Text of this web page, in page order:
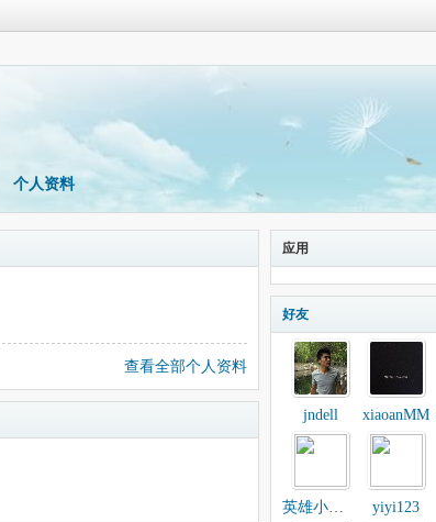
个人资料
查看全部个人资料
应用
好友
jndell xiaoanMM
英雄小丸子 yiyi123